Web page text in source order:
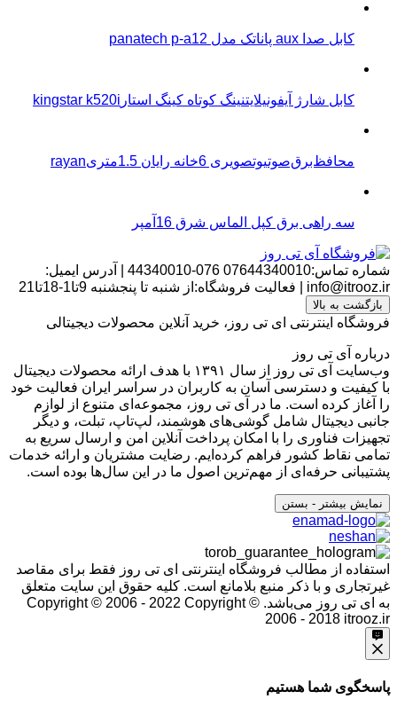
کابل صدا aux پاناتک مدل panatech p-a12
کابل شارژ آیفونیلایتنینگ کوتاه کینگ استارkingstar k520i
محافظ‌برق‌صوتیو‌تصویری 6خانه رایان 1.5متریrayan
سه راهی برق کپل الماس شرق 16آمپر
شماره تماس:07644340010 076-44340010
آدرس ایمیل:
info@itrooz.ir
فعالیت فروشگاه:از شنبه تا پنجشنبه 9تا1-18تا21
بازگشت به بالا
فروشگاه اینترنتی ای تی روز، خرید آنلاین محصولات دیجیتالی
درباره آی تی روز
وب‌سایت آی تی روز از سال ۱۳۹۱ با هدف ارائه محصولات دیجیتال
با کیفیت و دسترسی آسان به کاربران در سراسر ایران فعالیت خود
را آغاز کرده است. ما در آی تی روز، مجموعه‌ای متنوع از لوازم
جانبی دیجیتال شامل گوشی‌های هوشمند، لپ‌تاپ، تبلت، و دیگر
تجهیزات فناوری را با امکان پرداخت آنلاین امن و ارسال سریع به
تمامی نقاط کشور فراهم کرده‌ایم. رضایت مشتریان و ارائه خدمات
پشتیبانی حرفه‌ای از مهم‌ترین اصول ما در این سال‌ها بوده است.
نمایش بیشتر - بستن
استفاده از مطالب فروشگاه اینترنتی ای تی روز فقط برای مقاصد
غیرتجاری و با ذکر منبع بلامانع است. کلیه حقوق این سایت متعلق
به ای تی روز می‌باشد. Copyright © 2006 - 2022 Copyright ©
2006 - 2018 itrooz.ir
پاسخگوی شما هستیم